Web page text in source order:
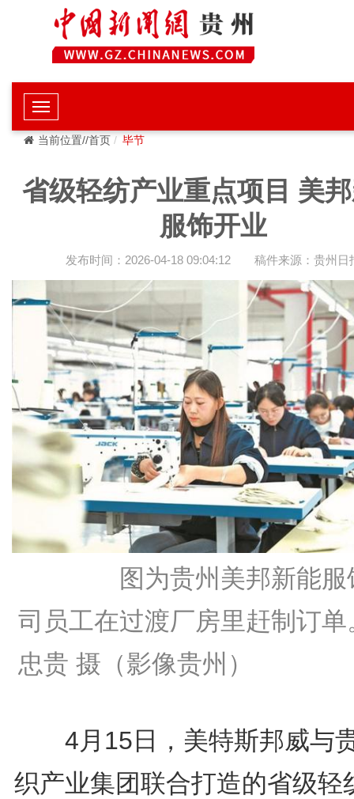
当前位置//首页 毕节
省级轻纺产业重点项目 美
服饰开业
发布时间：2026-04-18 09:04:12 稿件来源：贵州日
图为贵州美邦新能服
司员工在过渡厂房里赶制订单
忠贵 摄（影像贵州）
4月15日，美特斯邦威与
织产业集团联合打造的省级轻